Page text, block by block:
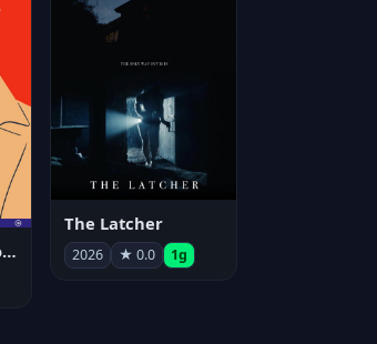
Самая лёгкая лодка в мире
The Latcher
2026 ★ 0.0 1g